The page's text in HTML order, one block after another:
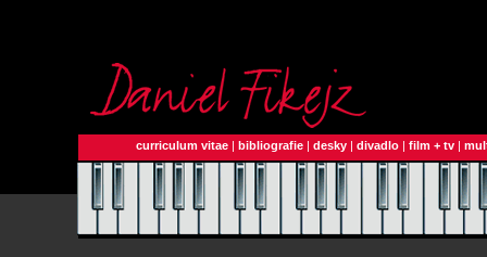
curriculum vitae | bibliografie | desky | divadlo | film + tv |